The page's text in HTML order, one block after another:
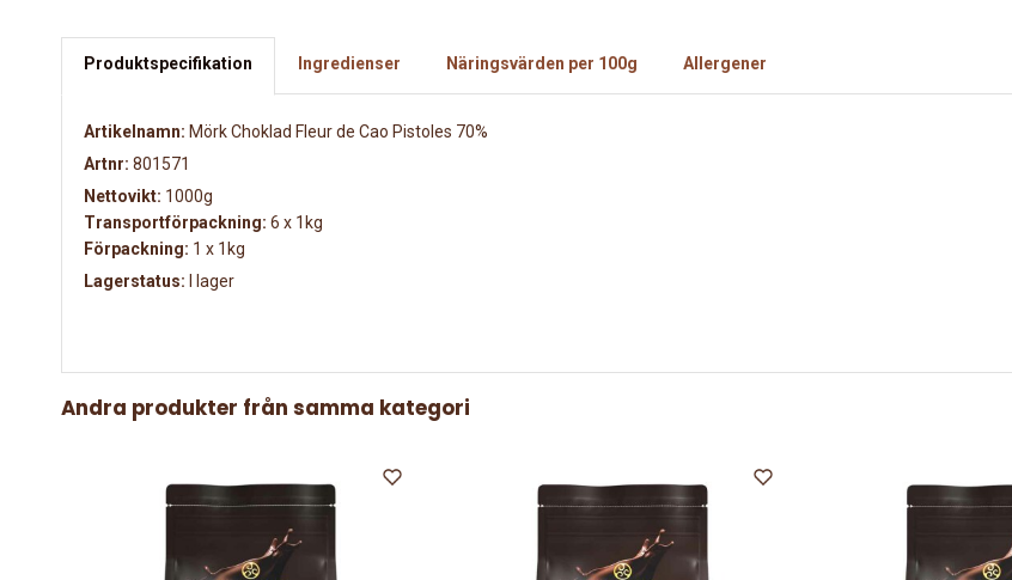
Produktspecifikation Ingredienser Näringsvärden per 100g Allergener
Artikelnamn: Mörk Choklad Fleur de Cao Pistoles 70%
Artnr: 801571
Nettovikt: 1000g
Transportförpackning: 6 x 1kg
Förpackning: 1 x 1kg
Lagerstatus: I lager
Andra produkter från samma kategori